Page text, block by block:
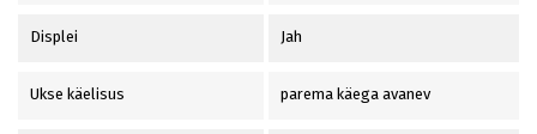
Displei Jah
Ukse käelisus parema käega avanev